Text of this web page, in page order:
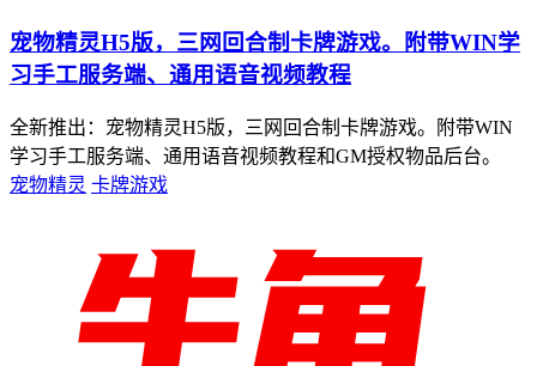
宠物精灵H5版，三网回合制卡牌游戏。附带WIN学
习手工服务端、通用语音视频教程
全新推出：宠物精灵H5版，三网回合制卡牌游戏。附带WIN
学习手工服务端、通用语音视频教程和GM授权物品后台。
宠物精灵 卡牌游戏